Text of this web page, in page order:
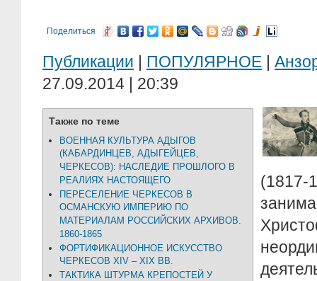
Поделиться
Публикации | ПОПУЛЯРНОЕ |
27.09.2014 | 20:39
Также по теме
ВОЕННАЯ КУЛЬТУРА АДЫГОВ
(КАБАРДИНЦЕВ, АДЫГЕЙЦЕВ,
ЧЕРКЕСОВ): НАСЛЕДИЕ ПРОШЛОГО В
РЕАЛИЯХ НАСТОЯЩЕГО
ПЕРЕСЕЛЕНИЕ ЧЕРКЕСОВ В
ОСМАНСКУЮ ИМПЕРИЮ ПО
МАТЕРИАЛАМ РОССИЙСКИХ АРХИВОВ.
1860-1865
ФОРТИФИКАЦИОННОЕ ИСКУССТВО
ЧЕРКЕСОВ XIV – XIX ВВ.
ТАКТИКА ШТУРМА КРЕПОСТЕЙ У